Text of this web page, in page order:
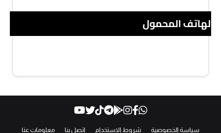
الهاتف المحمول
سياسة الخصوصية شروط الاستخدام اتصل بنا معلومات عنا